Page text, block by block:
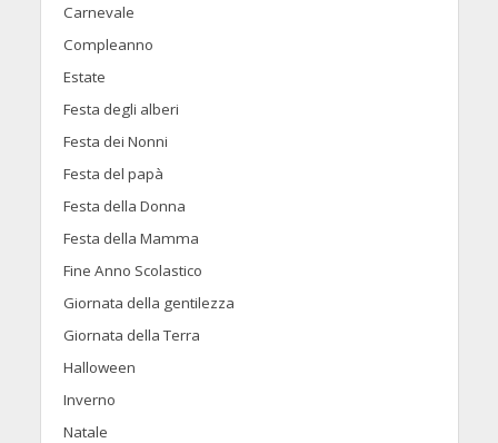
Carnevale
Compleanno
Estate
Festa degli alberi
Festa dei Nonni
Festa del papà
Festa della Donna
Festa della Mamma
Fine Anno Scolastico
Giornata della gentilezza
Giornata della Terra
Halloween
Inverno
Natale